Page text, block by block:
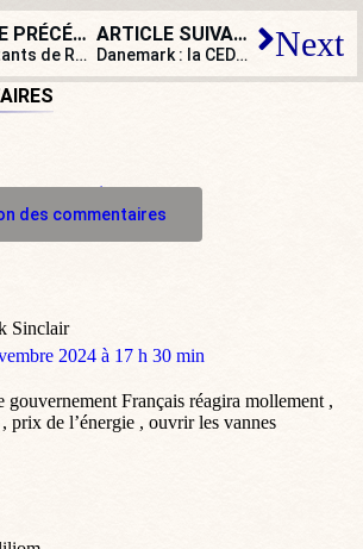
ARTICLE PRÉCÉDENT
Les habitants de Rognac (Bouches-du-Rhône) élisent un maire RN
ARTICLE SUIVANT
Danemark : la CEDH condamne l’État danois qui a expulsé un trafiquant irakien ! Next
commentaire
des commentaires
Sinclair
2024 à 17 h 30 min
gouvernement Français réagira mollement ,
prix de l’énergie , ouvrir les vannes